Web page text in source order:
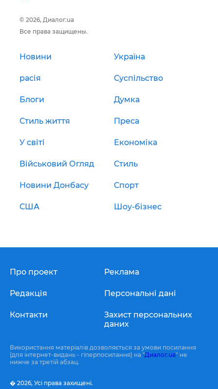
© 2026, Диалог.ua
Все права защищены.
Новини Україна
расія Суспільство
Блоги Думка
Стиль життя Преса
У світі Економіка
Військовий Огляд Стиль
Новини Донбасу Спорт
США Шоу-бізнес
Про проект
Редакція
Контакти
Реклама
Персональні дані
Захист персональних
даних
Використання матеріалів дозволяється за умови посилання
(для інтернет-видань - гіперпосилання) на "Диалог.ua" не
нижче за третій абзац.
� 2026, Усі права захищені.